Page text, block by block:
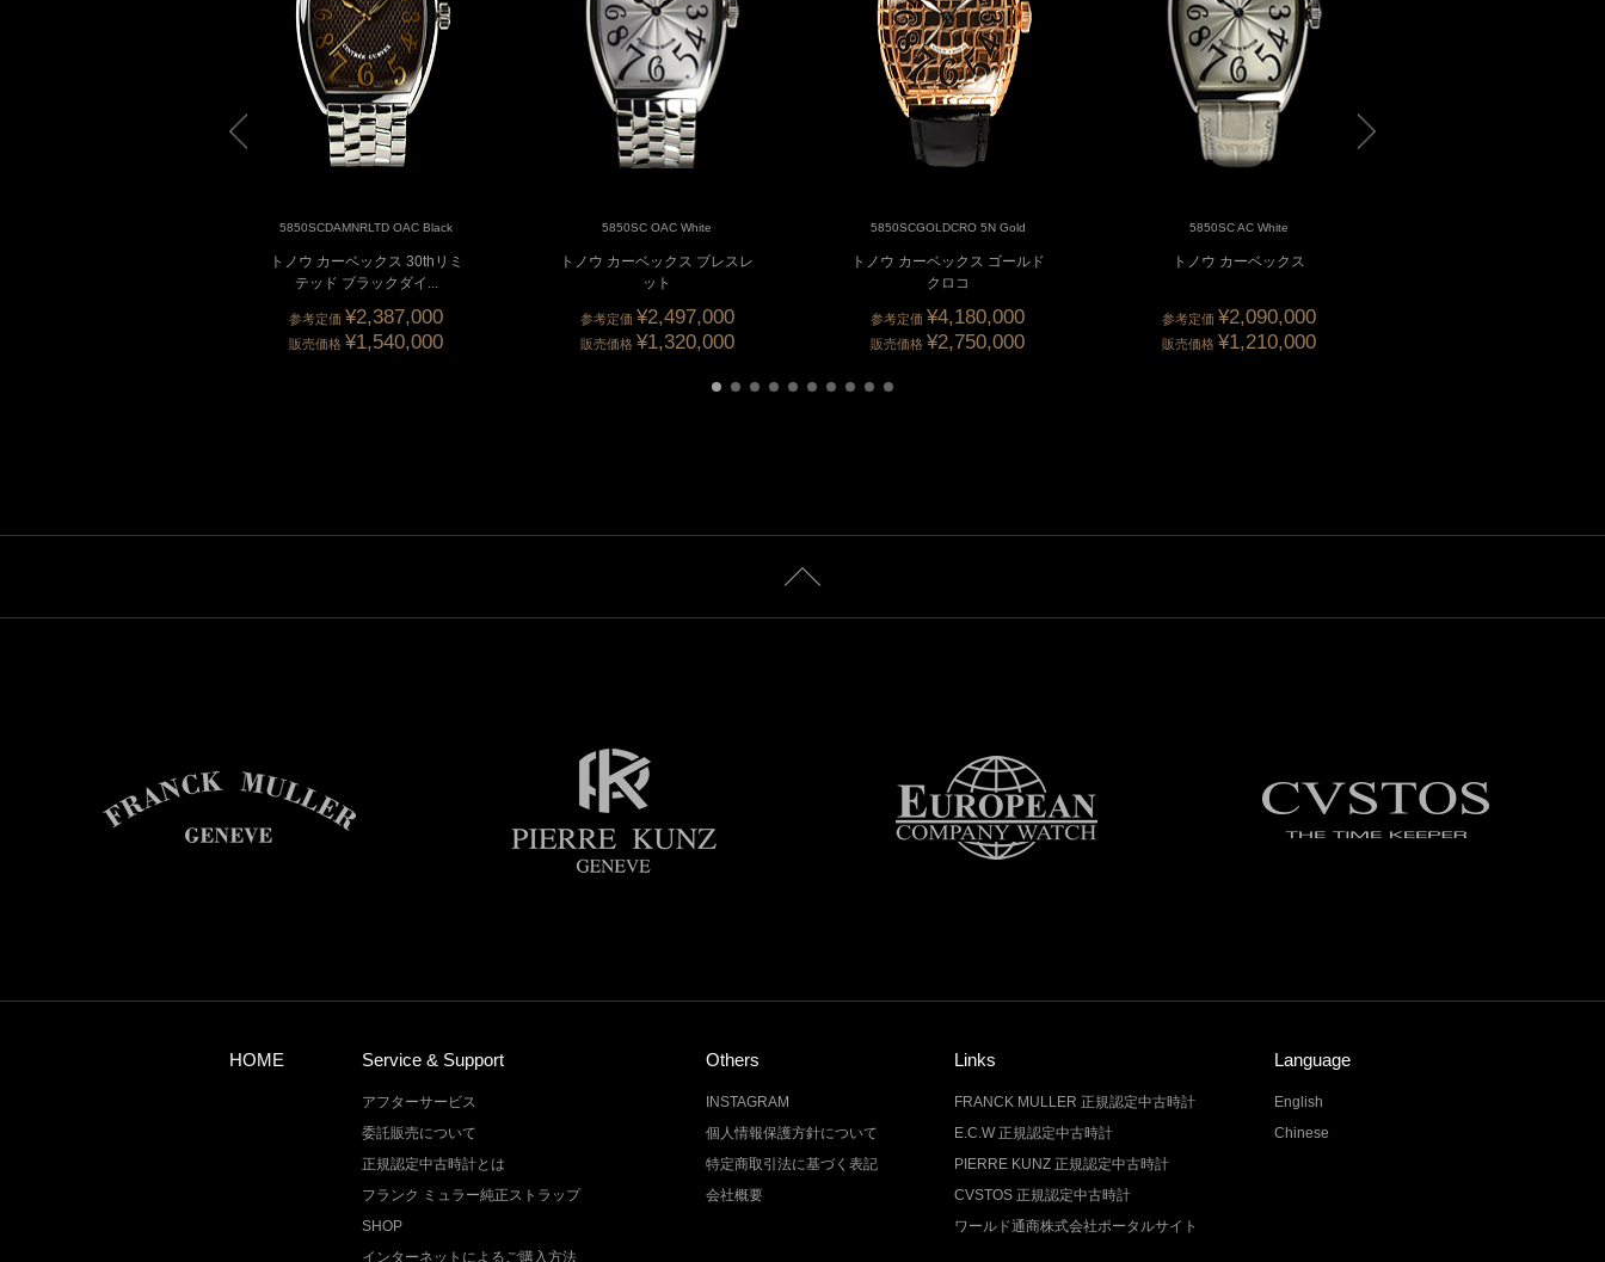
5850SCDAMNRLTD OAC Black
トノウ カーベックス 30thリミ
テッド ブラックダイ...
参考定価¥2,387,000
販売価格¥1,540,000
5850SC OAC White
トノウ カーベックス ブレスレ
ット
参考定価 ¥2,497,000
販売価格 ¥1,320,000
5850SCGOLDCRO 5N Gold
トノウ カーベックス ゴールド
クロコ
参考定価¥4,180,000
販売価格¥2,750,000
5850SC AC White
トノウ カーベックス
参考定価 ¥2,090,000
販売価格 ¥1,210,000
HOME Service & Support
アフターサービス
委託販売について
正規認定中古時計とは
フランク ミュラー純正ストラップ
SHOP
インターネットによるご購入方法
Others
INSTAGRAM
個人情報保護方針について
特定商取引法に基づく表記
会社概要
Links
FRANCK MULLER 正規認定中古時計
E.C.W 正規認定中古時計
PIERRE KUNZ 正規認定中古時計
CVSTOS 正規認定中古時計
ワールド通商株式会社ポータルサイト
Language
English
Chinese